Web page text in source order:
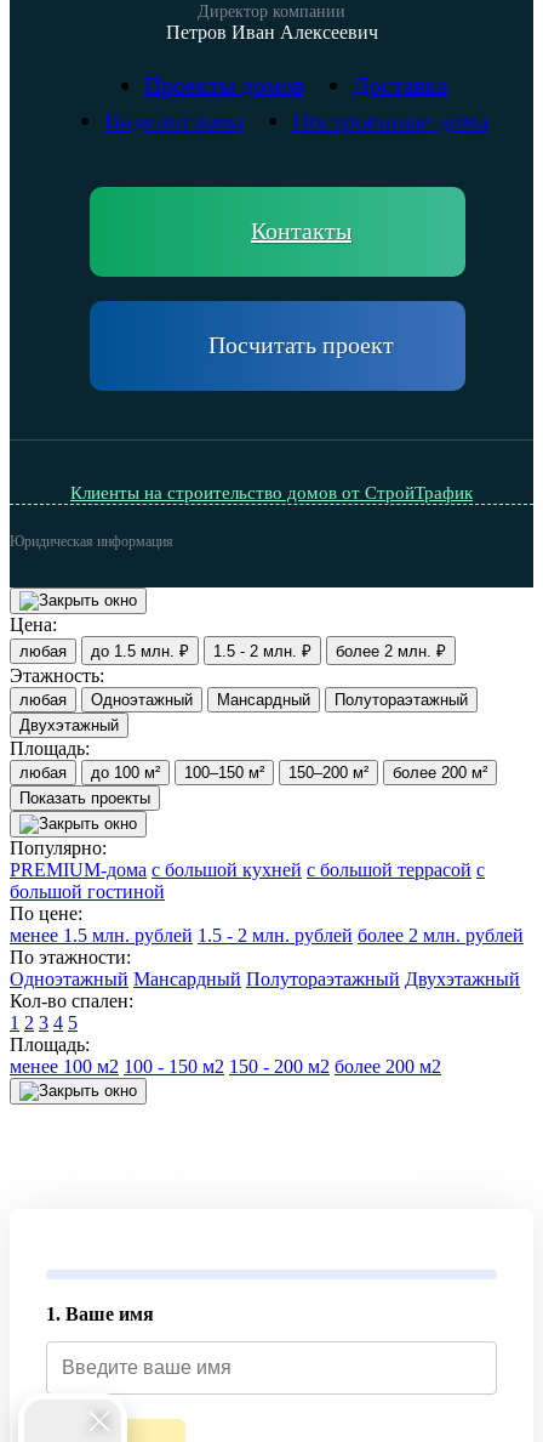
Директор компании
Петров Иван Алексеевич
Проекты домов
Доставка
Видеоотзывы
Построенные дома
Контакты
Посчитать проект
Клиенты на строительство домов от СтройТрафик
Юридическая информация
Цена:
любая до 1.5 млн. ₽ 1.5 - 2 млн. ₽ более 2 млн. ₽
Этажность:
любая Одноэтажный Мансардный
Полутораэтажный
Двухэтажный
Площадь:
любая до 100 м² 100–150 м² 150–200 м²
более 200 м²
Показать проекты
Популярно:
PREMIUM-дома с большой кухней с большой террасой с
большой гостиной
По цене:
менее 1.5 млн. рублей 1.5 - 2 млн. рублей более 2 млн. рублей
По этажности:
Одноэтажный Мансардный Полутораэтажный Двухэтажный
Кол-во спален:
1 2 3 4 5
Площадь:
менее 100 м2 100 - 150 м2 150 - 200 м2 более 200 м2
1. Ваше имя